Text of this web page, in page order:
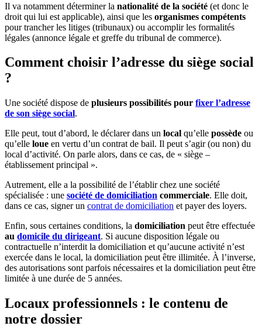
Il va notamment déterminer la nationalité de la société (et donc le
droit qui lui est applicable), ainsi que les organismes compétents
pour trancher les litiges (tribunaux) ou accomplir les formalités
légales (annonce légale et greffe du tribunal de commerce).
Comment choisir l’adresse du siège social
?
Une société dispose de plusieurs possibilités pour fixer l’adresse
de son siège social.
Elle peut, tout d’abord, le déclarer dans un local qu’elle possède ou
qu’elle loue en vertu d’un contrat de bail. Il peut s’agir (ou non) du
local d’activité. On parle alors, dans ce cas, de « siège –
établissement principal ».
Autrement, elle a la possibilité de l’établir chez une société
spécialisée : une société de domiciliation commerciale. Elle doit,
dans ce cas, signer un contrat de domiciliation et payer des loyers.
Enfin, sous certaines conditions, la domiciliation peut être effectuée
au domicile du dirigeant. Si aucune disposition légale ou
contractuelle n’interdit la domiciliation et qu’aucune activité n’est
exercée dans le local, la domiciliation peut être illimitée. À l’inverse,
des autorisations sont parfois nécessaires et la domiciliation peut être
limitée à une durée de 5 années.
Locaux professionnels : le contenu de
notre dossier